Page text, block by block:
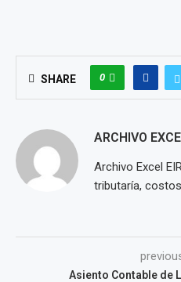
SHARE 0
ARCHIVO
Archivo Excel
tributaría,
Asiento Contable de